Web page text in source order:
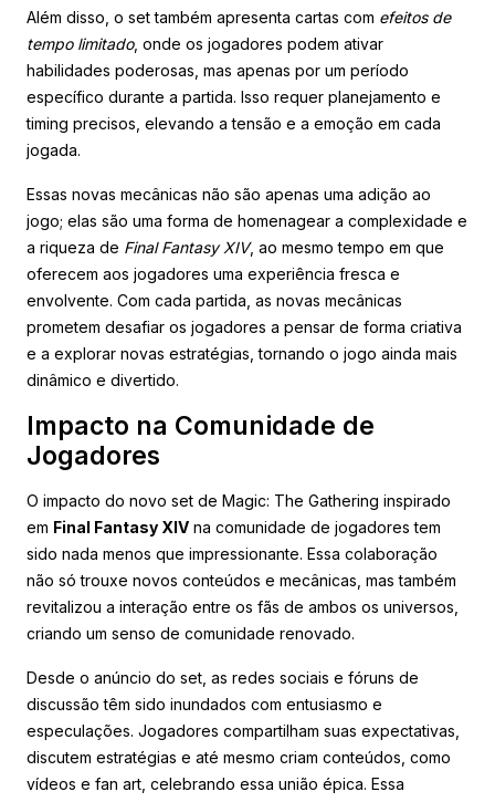
Além disso, o set também apresenta cartas com efeitos de
tempo limitado, onde os jogadores podem ativar
habilidades poderosas, mas apenas por um período
específico durante a partida. Isso requer planejamento e
timing precisos, elevando a tensão e a emoção em cada
jogada.
Essas novas mecânicas não são apenas uma adição ao
jogo; elas são uma forma de homenagear a complexidade e
a riqueza de Final Fantasy XIV, ao mesmo tempo em que
oferecem aos jogadores uma experiência fresca e
envolvente. Com cada partida, as novas mecânicas
prometem desafiar os jogadores a pensar de forma criativa
e a explorar novas estratégias, tornando o jogo ainda mais
dinâmico e divertido.
Impacto na Comunidade de
Jogadores
O impacto do novo set de Magic: The Gathering inspirado
em Final Fantasy XIV na comunidade de jogadores tem
sido nada menos que impressionante. Essa colaboração
não só trouxe novos conteúdos e mecânicas, mas também
revitalizou a interação entre os fãs de ambos os universos,
criando um senso de comunidade renovado.
Desde o anúncio do set, as redes sociais e fóruns de
discussão têm sido inundados com entusiasmo e
especulações. Jogadores compartilham suas expectativas,
discutem estratégias e até mesmo criam conteúdos, como
vídeos e fan art, celebrando essa união épica. Essa